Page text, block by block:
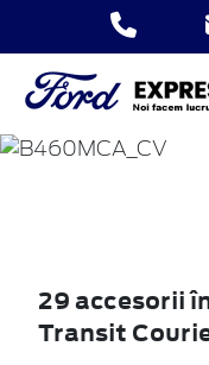
29 accesorii
Transit